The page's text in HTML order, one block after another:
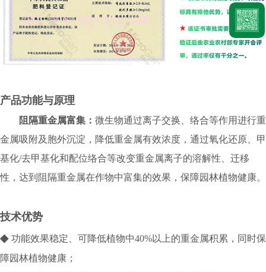
产品功能与原理
阻隔重金属富集： 微生物通过离子交换、络合等作用进行重
金属吸附及胞外沉淀，降低重金属有效浓度，通过氧化还原、甲
基化/去甲基化和配位络合等改变重金属离子的溶解性、迁移
性，达到阻隔重金属在作物中富集的效果，保障园林植物健康。
技术优势
◆ 功能效果稳定、可降低植物中40%以上的重金属积累，同时保
障园林植物健康；